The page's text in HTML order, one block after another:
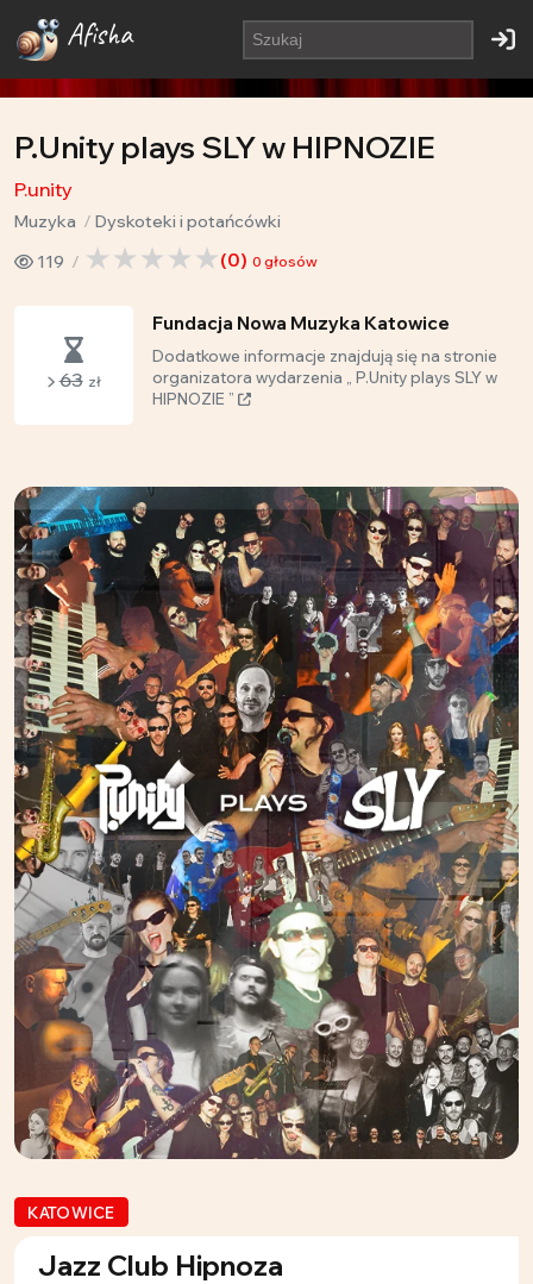
Afisha
P.Unity plays SLY w HIPNOZIE
P.unity
Muzyka
Dyskoteki i potańcówki
119
(0) 0 głosów
63 zł
Fundacja Nowa Muzyka Katowice
Dodatkowe informacje znajdują się na stronie
organizatora wydarzenia „ P.Unity plays SLY w
HIPNOZIE ”
KATOWICE
Jazz Club Hipnoza